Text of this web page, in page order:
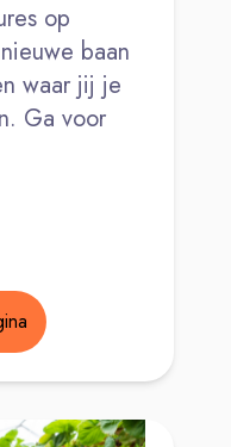
op
baan
waar jij je
Ga voor